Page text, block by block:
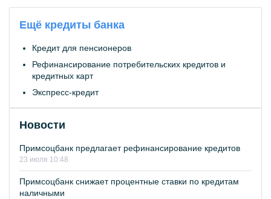
Ещё кредиты банка
Кредит для пенсионеров
Рефинансирование потребительских кредитов и
кредитных карт
Экспресс-кредит
Новости
Примсоцбанк предлагает рефинансирование кредитов
23 июля 10:48
Примсоцбанк снижает процентные ставки по кредитам
наличными